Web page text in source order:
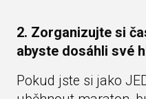
2. Zorganizujte si
abyste dosáhli své
Pokud jste si jako